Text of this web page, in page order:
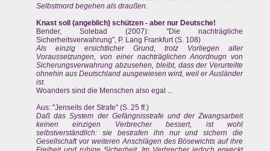
Selbstmord begehen als draußen.
Knast soll (angeblich) schützen - aber nur Deutsche!
Bender, Solebad (2007): "Die nachträgliche
Sicherheitsverwahrung", P. Lang Frankfurt (S. 108)
Als einzig ersichtlicher Grund, trotz Vorliegen aller
Voraussetzungen, von einer nachträglichen Anordnugn von
Sicherungsverwahrung abzusehen, bleibt, dass der Verurteilte
ohnehin aus Deutschland ausgewiesen wird, weil er Ausländer
ist.
Woanders sind die Menschen also egal ...
Aus: "Jenseits der Strafe" (S. 25 ff.)
Daß das System der Gefängnisstrafe und der Zwangsarbeit
keinen einzigen Verbrecher bessert, ist wohl
selbstverständlich: sie bestrafen ihn nur und sichern die
Gesellschaft vor weiteren Anschlägen des Bösewichts auf ihre